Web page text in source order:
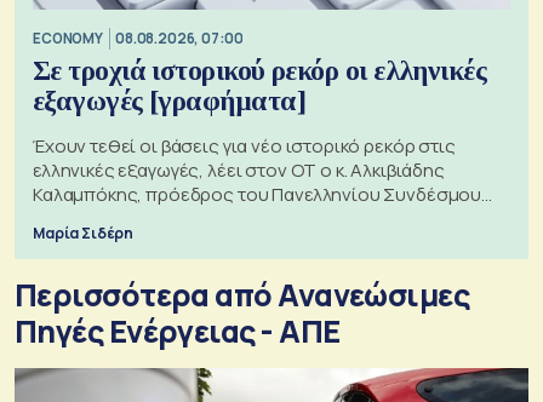
ECONOMY 08.08.2026, 07:00
Σε τροχιά ιστορικού ρεκόρ οι ελληνικές
εξαγωγές [γραφήματα]
Έχουν τεθεί οι βάσεις για νέο ιστορικό ρεκόρ στις
ελληνικές εξαγωγές, λέει στον ΟΤ ο κ. Αλκιβιάδης
Καλαμπόκης, πρόεδρος του Πανελληνίου Συνδέσμου
Μαρία Σιδέρη
Περισσότερα από Ανανεώσιμες
Πηγές Ενέργειας - ΑΠΕ